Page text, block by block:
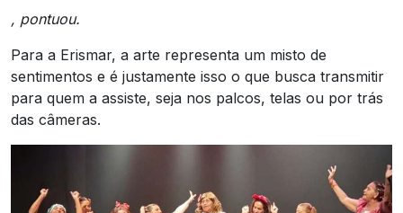
, pontuou.
Para a Erismar, a arte representa um misto de
sentimentos e é justamente isso o que busca transmitir
para quem a assiste, seja nos palcos, telas ou por trás
das câmeras.